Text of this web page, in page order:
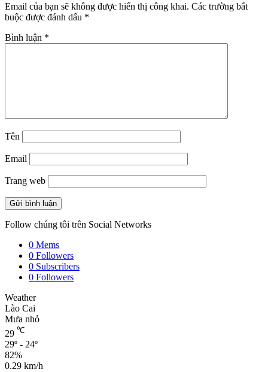
Email của bạn sẽ không được hiển thị công khai. Các trường bắt
buộc được đánh dấu *
Bình luận *
Tên
Email
Trang web
Follow chúng tôi trên Social Networks
0 Mems
0 Followers
0 Subscribers
0 Followers
Weather
Lào Cai
Mưa nhỏ
29 ℃
29º - 24º
82%
0.29 km/h